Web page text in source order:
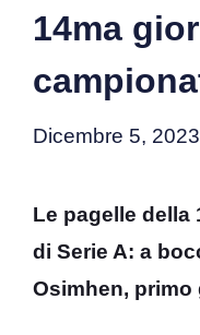
14ma
Dicembre 5, 2023
Le pagelle della
di Serie A: a
Osimhen, primo